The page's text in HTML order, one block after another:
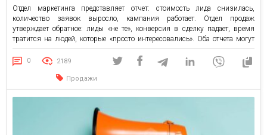
Отдел маркетинга представляет отчет: стоимость лида снизилась,
количество заявок выросло, кампания работает. Отдел продаж
утверждает обратное: лиды «не те», конверсия в сделку падает, время
тратится на людей, которые «просто интересовались». Оба отчета могут
быть верны одновременно — и именно в этом заключается проблема.
Две разные метрики под одним словом Для маркетинга «качественный
0 2189
Продажи